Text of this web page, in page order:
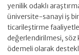
yenilik odaklı
üniversite-sanayi iş
ticarileştirme
değerlendirilmesi,
ödemeli olarak